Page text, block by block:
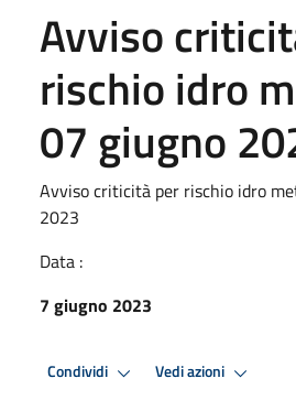
Avviso
rischio idro
07 giugno
Avviso criticità per rischio idro
2023
Data :
7 giugno 2023
Condividi Vedi azioni